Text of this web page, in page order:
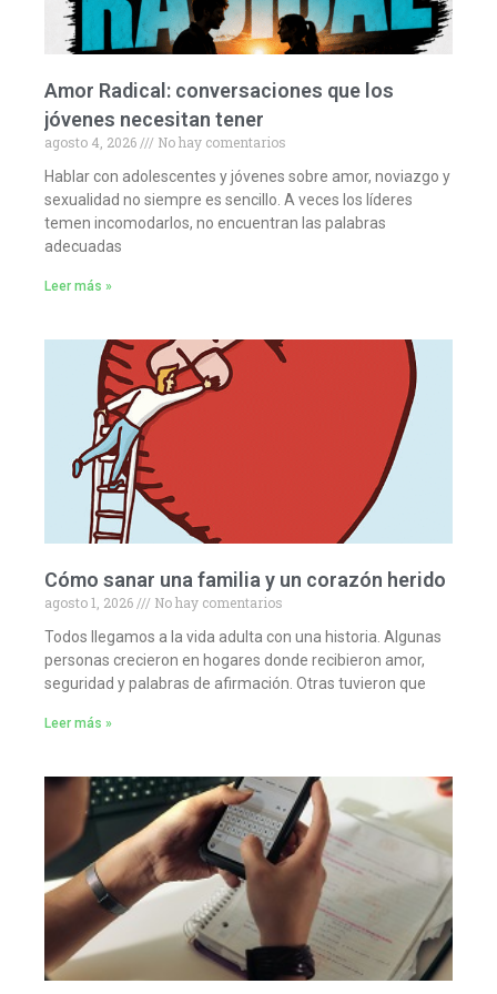
Amor Radical: conversaciones que los
jóvenes necesitan tener
agosto 4, 2026
No hay comentarios
Hablar con adolescentes y jóvenes sobre amor, noviazgo y
sexualidad no siempre es sencillo. A veces los líderes
temen incomodarlos, no encuentran las palabras
adecuadas
Leer más »
Cómo sanar una familia y un corazón herido
agosto 1, 2026
No hay comentarios
Todos llegamos a la vida adulta con una historia. Algunas
personas crecieron en hogares donde recibieron amor,
seguridad y palabras de afirmación. Otras tuvieron que
Leer más »